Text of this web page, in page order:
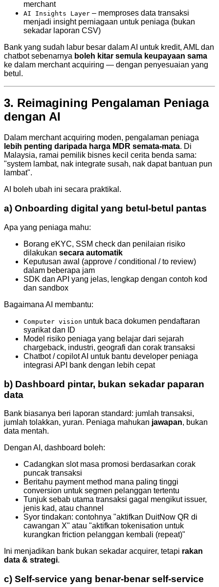
merchant
AI Insights Layer – memproses data transaksi
menjadi insight perniagaan untuk peniaga (bukan
sekadar laporan CSV)
Bank yang sudah labur besar dalam AI untuk kredit, AML dan
chatbot sebenarnya boleh kitar semula keupayaan sama
ke dalam merchant acquiring — dengan penyesuaian yang
betul.
3. Reimagining Pengalaman Peniaga
dengan AI
Dalam merchant acquiring moden, pengalaman peniaga
lebih penting daripada harga MDR semata-mata. Di
Malaysia, ramai pemilik bisnes kecil cerita benda sama:
"system lambat, nak integrate susah, nak dapat bantuan pun
lambat".
AI boleh ubah ini secara praktikal.
a) Onboarding digital yang betul-betul pantas
Apa yang peniaga mahu:
Borang eKYC, SSM check dan penilaian risiko
dilakukan secara automatik
Keputusan awal (approve / conditional / to review)
dalam beberapa jam
SDK dan API yang jelas, lengkap dengan contoh kod
dan sandbox
Bagaimana AI membantu:
Computer vision untuk baca dokumen pendaftaran
syarikat dan ID
Model risiko peniaga yang belajar dari sejarah
chargeback, industri, geografi dan corak transaksi
Chatbot / copilot AI untuk bantu developer peniaga
integrasi API bank dengan lebih cepat
b) Dashboard pintar, bukan sekadar paparan
data
Bank biasanya beri laporan standard: jumlah transaksi,
jumlah tolakkan, yuran. Peniaga mahukan jawapan, bukan
data mentah.
Dengan AI, dashboard boleh:
Cadangkan slot masa promosi berdasarkan corak
puncak transaksi
Beritahu payment method mana paling tinggi
conversion untuk segmen pelanggan tertentu
Tunjuk sebab utama transaksi gagal mengikut issuer,
jenis kad, atau channel
Syor tindakan: contohnya "aktifkan DuitNow QR di
cawangan X" atau "aktifkan tokenisation untuk
kurangkan friction pelanggan kembali (repeat)"
Ini menjadikan bank bukan sekadar acquirer, tetapi rakan
data & strategi.
c) Self-service yang benar-benar self-service